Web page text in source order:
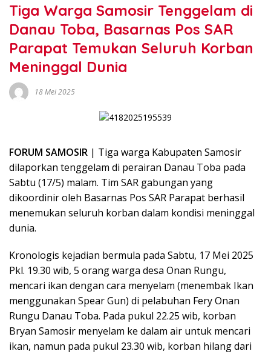
Tiga Warga Samosir Tenggelam di
Danau Toba, Basarnas Pos SAR
Parapat Temukan Seluruh Korban
Meninggal Dunia
18 Mei 2025
FORUM SAMOSIR | Tiga warga Kabupaten Samosir
dilaporkan tenggelam di perairan Danau Toba pada
Sabtu (17/5) malam. Tim SAR gabungan yang
dikoordinir oleh Basarnas Pos SAR Parapat berhasil
menemukan seluruh korban dalam kondisi meninggal
dunia.
Kronologis kejadian bermula pada Sabtu, 17 Mei 2025
Pkl. 19.30 wib, 5 orang warga desa Onan Rungu,
mencari ikan dengan cara menyelam (menembak Ikan
menggunakan Spear Gun) di pelabuhan Fery Onan
Rungu Danau Toba. Pada pukul 22.25 wib, korban
Bryan Samosir menyelam ke dalam air untuk mencari
ikan, namun pada pukul 23.30 wib, korban hilang dari